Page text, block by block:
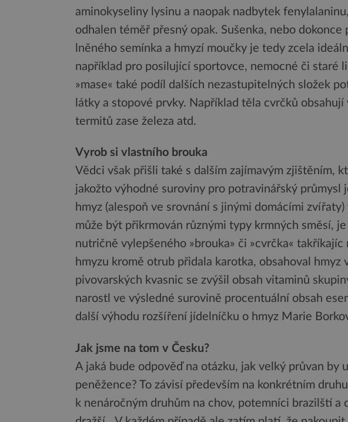
aminokyseliny lysinu a naopak nadbytek
odhalen téměř přesný opak. Sušenka, nebo
lněného semínka a hmyzí moučky je tedy zcela
například pro posilující sportovce, nemocné či staré
»mase« také podíl dalších nezastupitelných složek
látky a stopové prvky. Například těla cvrčků
termitů zase železa atd.
Vyrob si vlastního brouka
Vědci však přišli také s dalším zajímavým zjištěním,
jakožto výhodné suroviny pro potravinářský průmysl
hmyz (alespoň ve srovnání s jinými domácími
může být přikrmován různými typy krmných směsí,
nutričně vylepšeného »brouka» či »cvrčka« takříkajíc
hmyzu kromě otrub přidala karotka, obsahoval hmyz
pivovarských kvasnic se zvýšil obsah vitaminů
narostl ve výsledné surovině procentuální obsah
další výhodu rozšíření jídelníčku o hmyz Marie
Jak jsme na tom v Česku?
A jaká bude odpověď na otázku, jak velký průvan by
peněžence? To závisí především na konkrétním
k nenáročným druhům na chov, potemníci brazilští a